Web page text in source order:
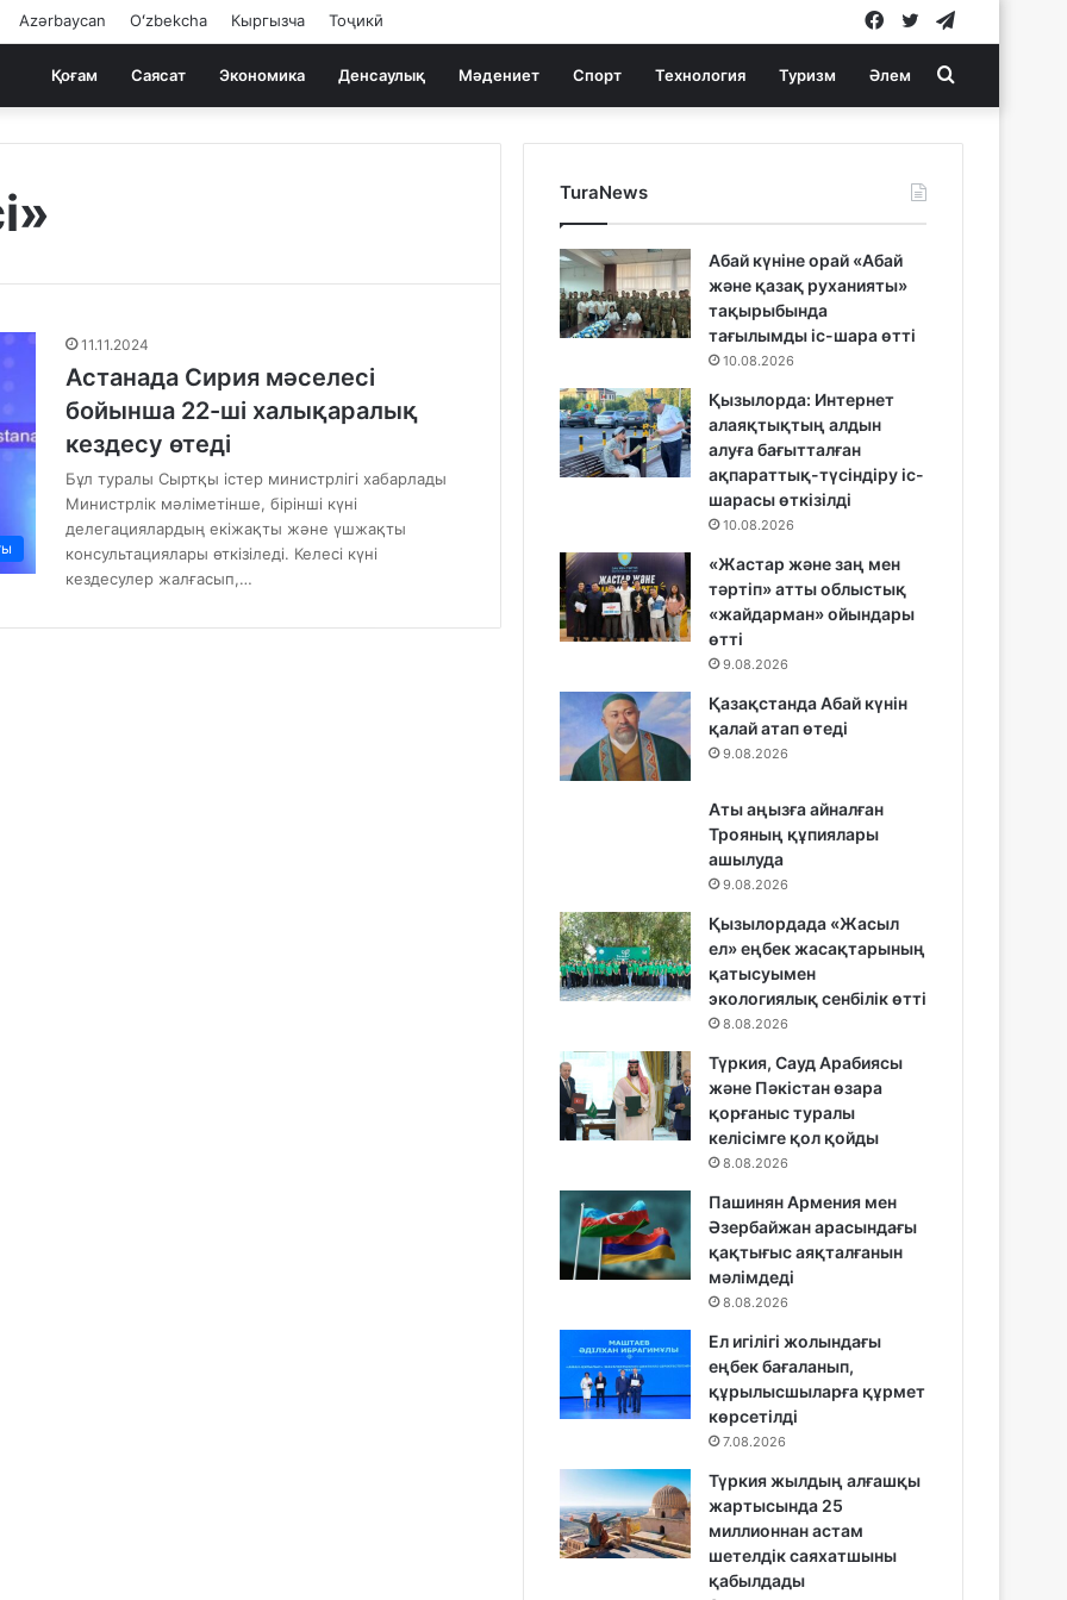
Azərbaycan Oʻzbekcha Кыргызча Тоҷикӣ Twitter
Facebook
Қоғам Саясат Экономика Денсаулық Мәдениет Спорт Технология Туризм Әлем Search
for
11.11.2024
Астанада Сирия мәселесі
бойынша 22-ші халықаралық
кездесу өтеді
Бұл туралы Сыртқы істер министрлігі хабарлады
Министрлік мәліметінше, бірінші күні
делегациялардың екіжақты және үшжақты
консультациялары өткізіледі. Келесі күні
кездесулер жалғасып,…
TuraNews
Абай күніне орай «Абай
және қазақ руханияты»
тақырыбында
тағылымды іс-шара өтті
10.08.2026
Қызылорда: Интернет
алаяқтықтың алдын
алуға бағытталған
ақпараттық-түсіндіру іс-
шарасы өткізілді
10.08.2026
«Жастар және заң мен
тәртіп» атты облыстық
«жайдарман» ойындары
өтті
9.08.2026
Қазақстанда Абай күнін
қалай атап өтеді
9.08.2026
Аты аңызға айналған
Трояның құпиялары
ашылуда
9.08.2026
Қызылордада «Жасыл
ел» еңбек жасақтарының
қатысуымен
экологиялық сенбілік өтті
8.08.2026
Түркия, Сауд Арабиясы
және Пәкістан өзара
қорғаныс туралы
келісімге қол қойды
8.08.2026
Пашинян Армения мен
Әзербайжан арасындағы
қақтығыс аяқталғанын
мәлімдеді
8.08.2026
Ел игілігі жолындағы
еңбек бағаланып,
құрылысшыларға құрмет
көрсетілді
7.08.2026
Түркия жылдың алғашқы
жартысында 25
миллионнан астам
шетелдік саяхатшыны
қабылдады